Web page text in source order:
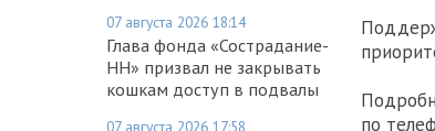
07 августа 2026 18:14
Глава фонда «Сострадание-
НН» призвал не закрывать
кошкам доступ в подвалы
07 августа 2026 17:58
по